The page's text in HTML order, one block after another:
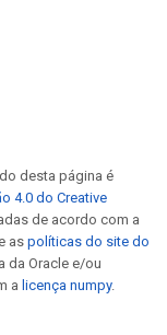
desta página é
4.0 do Creative
de acordo com a
aspolíticas do site do
da Oracle e/ou
a licença numpy.